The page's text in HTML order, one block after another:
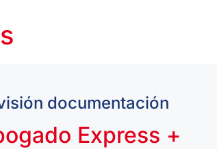
documentación
Express +